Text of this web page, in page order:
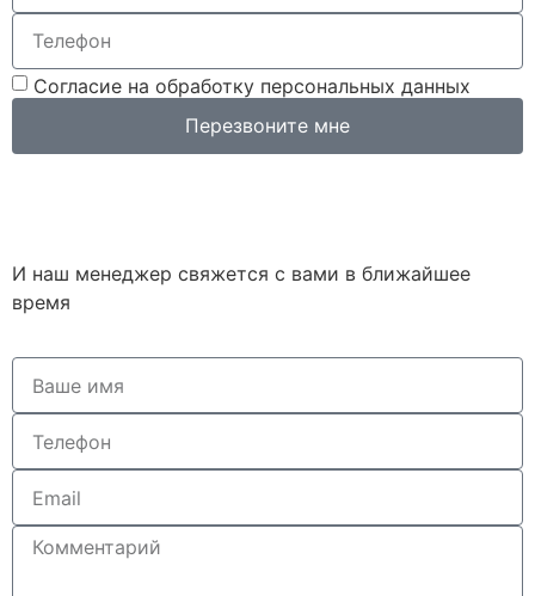
Согласие на обработку персональных данных
Перезвоните мне
И наш менеджер свяжется с вами в ближайшее
время